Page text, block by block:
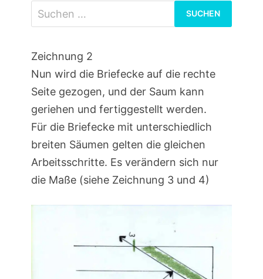
nach:
Zeichnung 2
Nun wird die Briefecke auf die rechte
Seite gezogen, und der Saum kann
geriehen und fertiggestellt werden.
Für die Briefecke mit unterschiedlich
breiten Säumen gelten die gleichen
Arbeitsschritte. Es verändern sich nur
die Maße (siehe Zeichnung 3 und 4)